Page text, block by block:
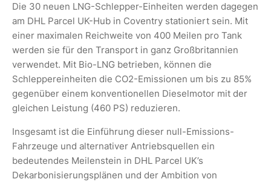
Die 30 neuen LNG-Schlepper-Einheiten werden dagegen
am DHL Parcel UK-Hub in Coventry stationiert sein. Mit
einer maximalen Reichweite von 400 Meilen pro Tank
werden sie für den Transport in ganz Großbritannien
verwendet. Mit Bio-LNG betrieben, können die
Schleppereinheiten die CO2-Emissionen um bis zu 85%
gegenüber einem konventionellen Dieselmotor mit der
gleichen Leistung (460 PS) reduzieren.
Insgesamt ist die Einführung dieser null-Emissions-
Fahrzeuge und alternativer Antriebsquellen ein
bedeutendes Meilenstein in DHL Parcel UK’s
Dekarbonisierungsplänen und der Ambition von